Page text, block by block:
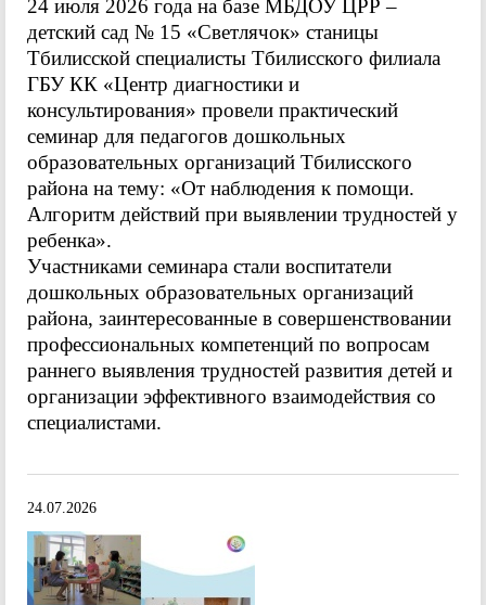
24 июля 2026 года на базе МБДОУ ЦРР –
детский сад № 15 «Светлячок» станицы
Тбилисской специалисты Тбилисского филиала
ГБУ КК «Центр диагностики и
консультирования» провели практический
семинар для педагогов дошкольных
образовательных организаций Тбилисского
района на тему: «От наблюдения к помощи.
Алгоритм действий при выявлении трудностей у
ребенка».
Участниками семинара стали воспитатели
дошкольных образовательных организаций
района, заинтересованные в совершенствовании
профессиональных компетенций по вопросам
раннего выявления трудностей развития детей и
организации эффективного взаимодействия со
специалистами.
24.07.2026